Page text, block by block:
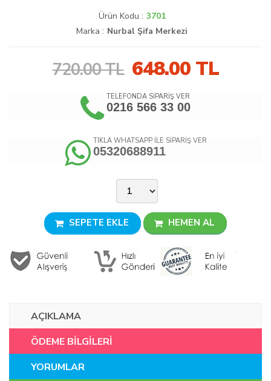
Ürün Kodu : 3701
Marka : Nurbal Şifa Merkezi
720.00 TL 648.00TL
TELEFONDA SİPARİŞ VER
0216 566 33 00
TIKLA WHATSAPP İLE SİPARİŞ VER
05320688911
SEPETE EKLE HEMEN AL
AÇIKLAMA
ÖDEME BİLGİLERİ
YORUMLAR